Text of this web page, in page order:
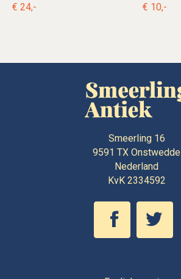
€ 24,-
€ 10,-
Smeerling 16
9591 TX Onstwedde
Nederland
KvK 2334592